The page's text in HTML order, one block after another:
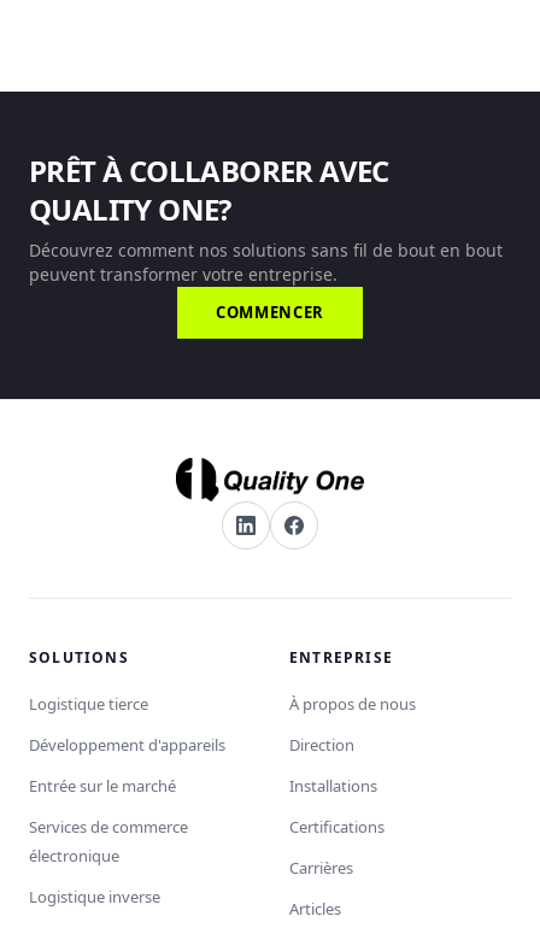
PRÊT À COLLABORER AVEC
QUALITY ONE?
Découvrez comment nos solutions sans fil de bout en bout
peuvent transformer votre entreprise.
COMMENCER
SOLUTIONS
Logistique tierce
Développement d'appareils
Entrée sur le marché
Services de commerce
électronique
Logistique inverse
ENTREPRISE
À propos de nous
Direction
Installations
Certifications
Carrières
Articles